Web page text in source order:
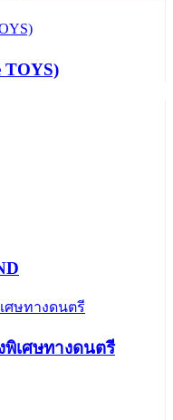
TOYS)
เศษทางดนตรี